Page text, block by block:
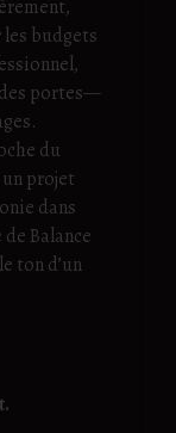
les budgets
portes—
du
projet
dans
Balance
ton d’un